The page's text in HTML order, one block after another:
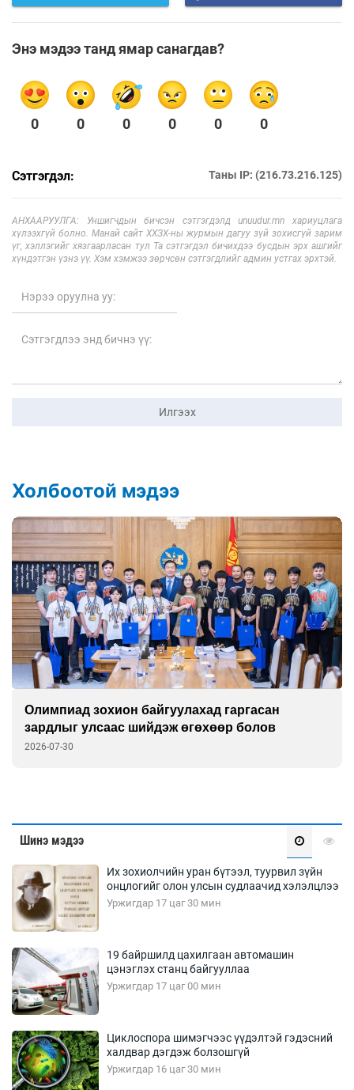
Энэ мэдээ танд ямар санагдав?
0 0 0 0 0 0
Сэтгэгдэл: Таны IP: (216.73.216.125)
АНХААРУУЛГА: Уншигчдын бичсэн сэтгэгдэлд unuudur.mn хариуцлага
хүлээхгүй болно. Манай сайт ХХЗХ-ны журмын дагуу зүй зохисгүй зарим
үг, хэллэгийг хязгаарласан тул Та сэтгэгдэл бичихдээ бусдын эрх ашгийг
хүндэтгэн үзнэ үү. Хэм хэмжээ зөрчсөн сэтгэгдлийг админ устгах эрхтэй.
Илгээх
Холбоотой мэдээ
Олимпиад зохион байгуулахад гаргасан
зардлыг улсаас шийдэж өгөхөөр болов
2026-07-30
Шинэ мэдээ
Их зохиолчийн уран бүтээл, туурвил зүйн
онцлогийг олон улсын судлаачид хэлэлцлээ
Уржигдар 17 цаг 30 мин
19 байршилд цахилгаан автомашин
цэнэглэх станц байгууллаа
Уржигдар 17 цаг 00 мин
Циклоспора шимэгчээс үүдэлтэй гэдэсний
халдвар дэгдэж болзошгүй
Уржигдар 16 цаг 30 мин